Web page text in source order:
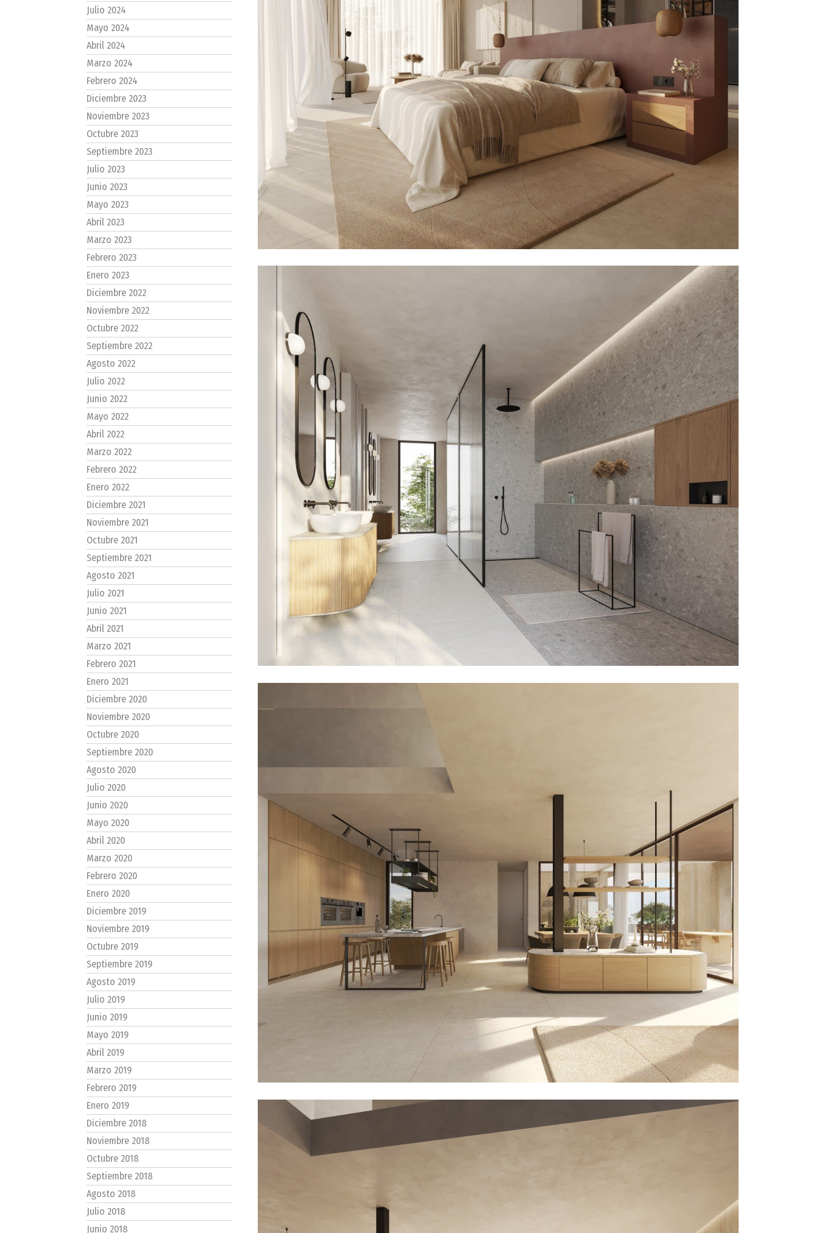
Julio 2024
Mayo 2024
Abril 2024
Marzo 2024
Febrero 2024
Diciembre 2023
Noviembre 2023
Octubre 2023
Septiembre 2023
Julio 2023
Junio 2023
Mayo 2023
Abril 2023
Marzo 2023
Febrero 2023
Enero 2023
Diciembre 2022
Noviembre 2022
Octubre 2022
Septiembre 2022
Agosto 2022
Julio 2022
Junio 2022
Mayo 2022
Abril 2022
Marzo 2022
Febrero 2022
Enero 2022
Diciembre 2021
Noviembre 2021
Octubre 2021
Septiembre 2021
Agosto 2021
Julio 2021
Junio 2021
Abril 2021
Marzo 2021
Febrero 2021
Enero 2021
Diciembre 2020
Noviembre 2020
Octubre 2020
Septiembre 2020
Agosto 2020
Julio 2020
Junio 2020
Mayo 2020
Abril 2020
Marzo 2020
Febrero 2020
Enero 2020
Diciembre 2019
Noviembre 2019
Octubre 2019
Septiembre 2019
Agosto 2019
Julio 2019
Junio 2019
Mayo 2019
Abril 2019
Marzo 2019
Febrero 2019
Enero 2019
Diciembre 2018
Noviembre 2018
Octubre 2018
Septiembre 2018
Agosto 2018
Julio 2018
Junio 2018